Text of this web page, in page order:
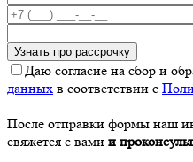
Даю согласие на сбор и
данных в соответствии с
После отправки формы наш
свяжется с вами и